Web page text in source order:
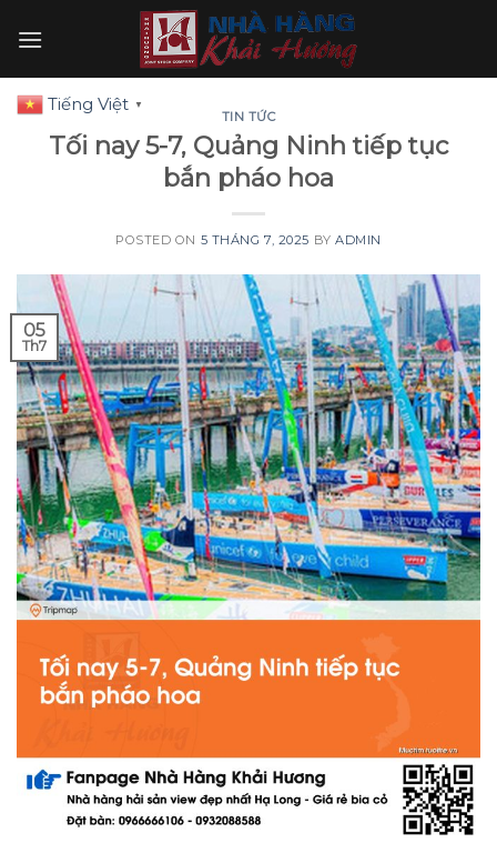
TIN TỨC
Tối nay 5-7, Quảng Ninh tiếp tục
bắn pháo hoa
POSTED ON 5 THÁNG 7, 2025 BYADMIN
05
Th7
Tiếng Việt ▼